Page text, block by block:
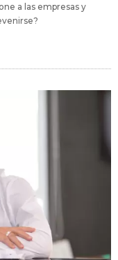
a las empresas y